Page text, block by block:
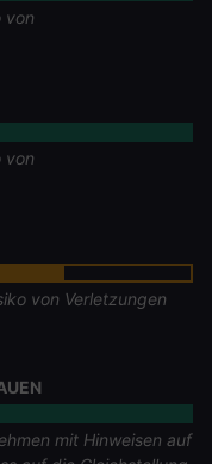
von
von
von Verletzungen
mit Hinweisen auf